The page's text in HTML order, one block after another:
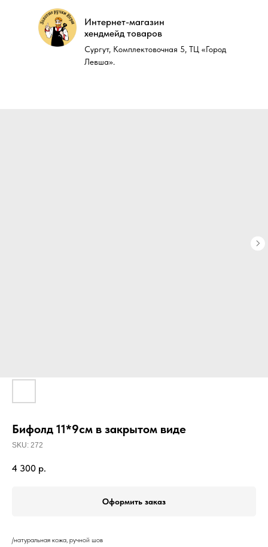
Интернет-магазин
хендмейд товаров
Сургут, Комплектовочная 5, ТЦ «Город
Левша».
Интернет-магазин
хендмейд товаров
Сургут, Комплектовочная 5, ТЦ «Город
Левша».
Бифолд 11*9см в закрытом виде
SKU: 272
4 300 р.
Оформить заказ
/натуральная кожа, ручной шов